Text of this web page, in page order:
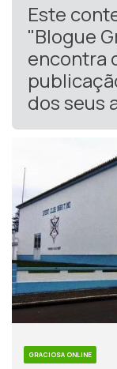
Este
"Blogue
encontra
dos seus
GRACIOSA ONLINE